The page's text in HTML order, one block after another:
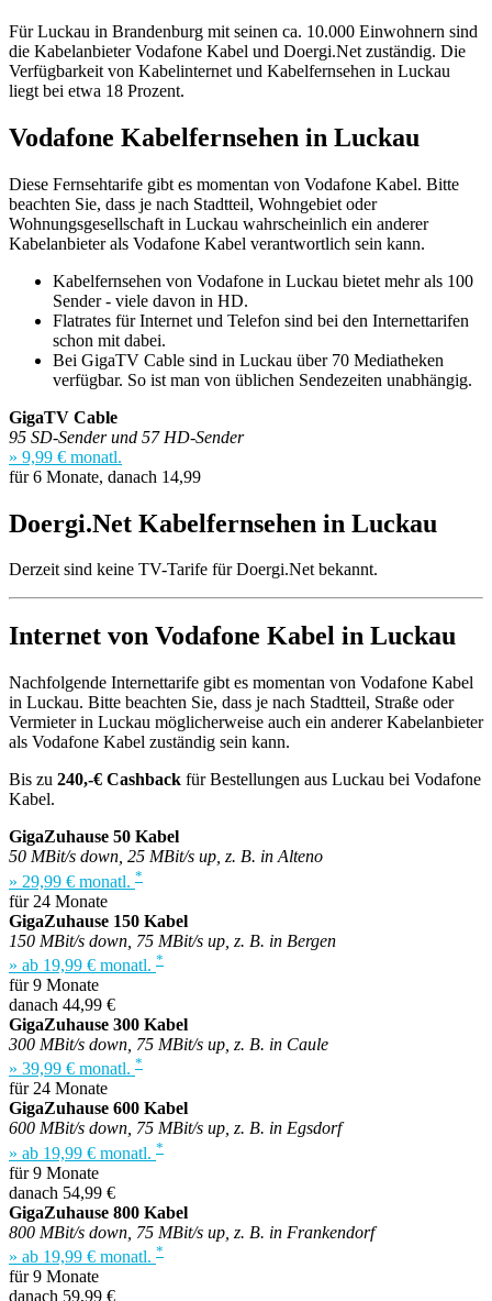
Für Luckau in Brandenburg mit seinen ca. 10.000 Einwohnern sind
die Kabelanbieter Vodafone Kabel und Doergi.Net zuständig. Die
Verfügbarkeit von Kabelinternet und Kabelfernsehen in Luckau
liegt bei etwa 18 Prozent.
Vodafone Kabelfernsehen in Luckau
Diese Fernsehtarife gibt es momentan von Vodafone Kabel. Bitte
beachten Sie, dass je nach Stadtteil, Wohngebiet oder
Wohnungsgesellschaft in Luckau wahrscheinlich ein anderer
Kabelanbieter als Vodafone Kabel verantwortlich sein kann.
Kabelfernsehen von Vodafone in Luckau bietet mehr als 100
Sender - viele davon in HD.
Flatrates für Internet und Telefon sind bei den Internettarifen
schon mit dabei.
Bei GigaTV Cable sind in Luckau über 70 Mediatheken
verfügbar. So ist man von üblichen Sendezeiten unabhängig.
GigaTV Cable
95 SD-Sender und 57 HD-Sender
» 9,99 € monatl.
für 6 Monate, danach 14,99
Doergi.Net Kabelfernsehen in Luckau
Derzeit sind keine TV-Tarife für Doergi.Net bekannt.
Internet von Vodafone Kabel in Luckau
Nachfolgende Internettarife gibt es momentan von Vodafone Kabel
in Luckau. Bitte beachten Sie, dass je nach Stadtteil, Straße oder
Vermieter in Luckau möglicherweise auch ein anderer Kabelanbieter
als Vodafone Kabel zuständig sein kann.
Bis zu 240,-€ Cashback für Bestellungen aus Luckau bei Vodafone
Kabel.
GigaZuhause 50 Kabel
50 MBit/s down, 25 MBit/s up, z. B. in Alteno
» 29,99 € monatl. *
für 24 Monate
GigaZuhause 150 Kabel
150 MBit/s down, 75 MBit/s up, z. B. in Bergen
» ab 19,99 € monatl. *
für 9 Monate
danach 44,99 €
GigaZuhause 300 Kabel
300 MBit/s down, 75 MBit/s up, z. B. in Caule
» 39,99 € monatl. *
für 24 Monate
GigaZuhause 600 Kabel
600 MBit/s down, 75 MBit/s up, z. B. in Egsdorf
» ab 19,99 € monatl. *
für 9 Monate
danach 54,99 €
GigaZuhause 800 Kabel
800 MBit/s down, 75 MBit/s up, z. B. in Frankendorf
» ab 19,99 € monatl. *
für 9 Monate
danach 59,99 €